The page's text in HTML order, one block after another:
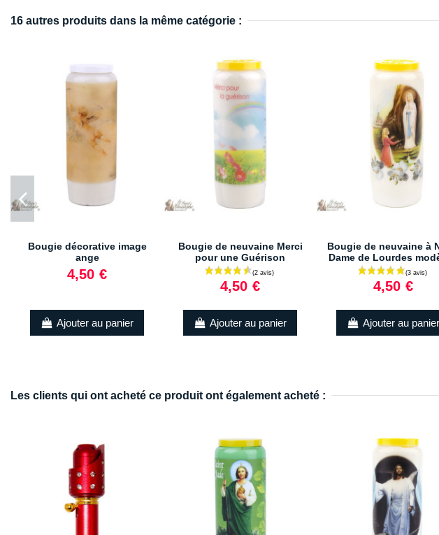
16 autres produits dans la même catégorie :
Bougie décorative image
ange
4,50 €
Ajouter au panier
Bougie de neuvaine Merci
pour une Guérison
4,50 €
Ajouter au panier
Bougie de neuvaine à
Dame de Lourdes
4,50 €
Ajouter au panier
Les clients qui ont acheté ce produit ont également acheté :